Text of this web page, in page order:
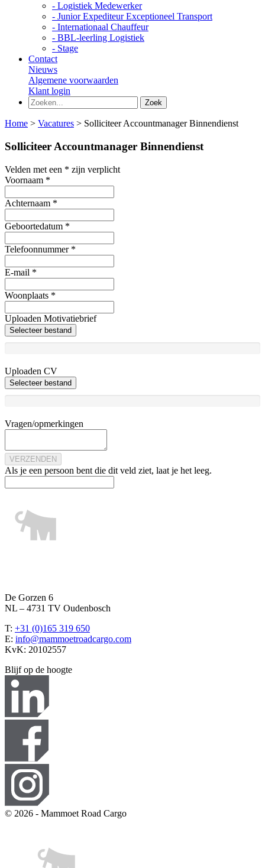
- Logistiek Medewerker
- Junior Expediteur Exceptioneel Transport
- Internationaal Chauffeur
- BBL-leerling Logistiek
- Stage
Contact
Nieuws
Algemene voorwaarden
Klant login
Home > Vacatures > Solliciteer Accountmanager Binnendienst
Solliciteer Accountmanager Binnendienst
Velden met een * zijn verplicht
Voornaam *
Achternaam *
Geboortedatum *
Telefoonnummer *
E-mail *
Woonplaats *
Uploaden Motivatiebrief
Selecteer bestand
Uploaden CV
Selecteer bestand
Vragen/opmerkingen
Als je een persoon bent die dit veld ziet, laat je het leeg.
De Gorzen 6
NL – 4731 TV Oudenbosch
T: +31 (0)165 319 650
E: info@mammoetroadcargo.com
KvK: 20102557
Blijf op de hoogte
© 2026 - Mammoet Road Cargo